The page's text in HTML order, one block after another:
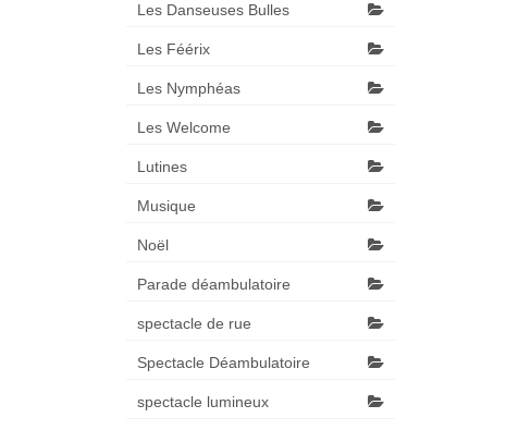
Les Danseuses Bulles
Les Féérix
Les Nymphéas
Les Welcome
Lutines
Musique
Noël
Parade déambulatoire
spectacle de rue
Spectacle Déambulatoire
spectacle lumineux